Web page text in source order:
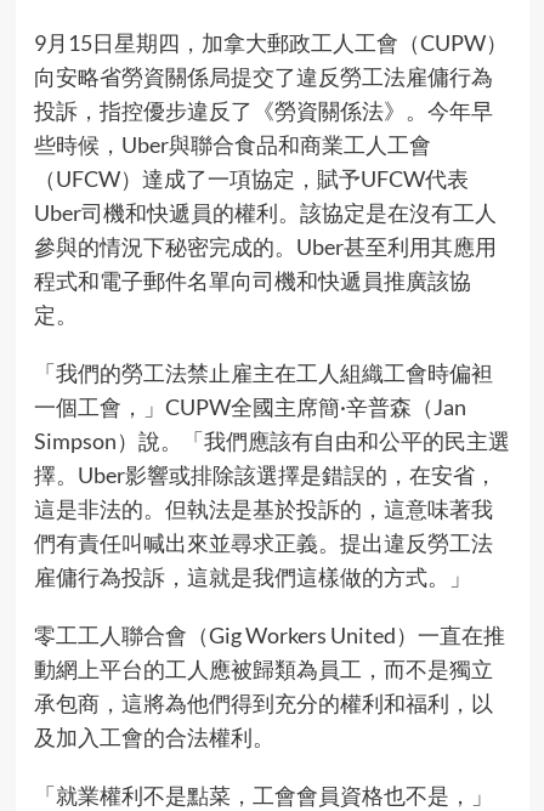
9月15日星期四，加拿大郵政工人工會（CUPW）
向安略省勞資關係局提交了違反勞工法雇傭行為
投訴，指控優步違反了《勞資關係法》。今年早
些時候，Uber與聯合食品和商業工人工會
（UFCW）達成了一項協定，賦予UFCW代表
Uber司機和快遞員的權利。該協定是在沒有工人
參與的情況下秘密完成的。Uber甚至利用其應用
程式和電子郵件名單向司機和快遞員推廣該協
定。
「我們的勞工法禁止雇主在工人組織工會時偏袒
一個工會，」CUPW全國主席簡·辛普森（Jan
Simpson）說。「我們應該有自由和公平的民主選
擇。Uber影響或排除該選擇是錯誤的，在安省，
這是非法的。但執法是基於投訴的，這意味著我
們有責任叫喊出來並尋求正義。提出違反勞工法
雇傭行為投訴，這就是我們這樣做的方式。」
零工工人聯合會（Gig Workers United）一直在推
動網上平台的工人應被歸類為員工，而不是獨立
承包商，這將為他們得到充分的權利和福利，以
及加入工會的合法權利。
「就業權利不是點菜，工會會員資格也不是，」